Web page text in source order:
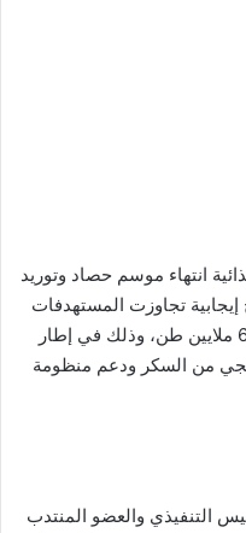
انتهاء موسم حصاد وتوريد
محققة نتائج إيجابية تجاوزت المستهدفات
الإنتاجية للموسم الحالي، والمقدرة بـ6 ملايين طن، وذلك في إطار
من السكر ودعم منظومة
التنفيذي والعضو المنتدب